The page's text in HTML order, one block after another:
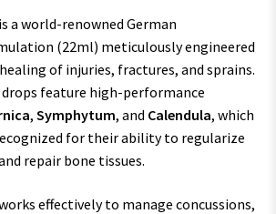
is a world-renowned German
(22ml) meticulously engineered
of injuries, fractures, and sprains.
drops feature high-performance
, Symphytum, and Calendula, which
for their ability to regularize
repair bone tissues.
effectively to manage concussions,